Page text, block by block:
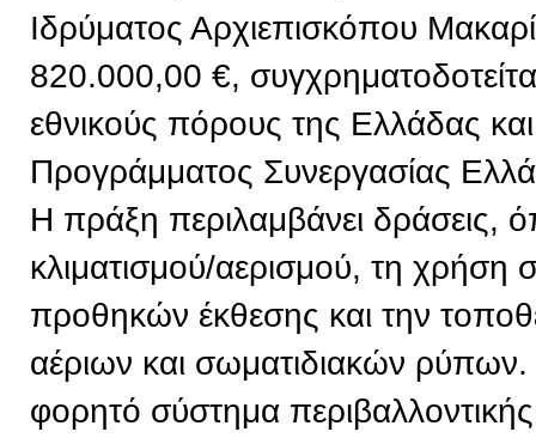
Ιδρύματος Αρχιεπισκόπου
820.000,00 €,
εθνικούς πόρους της Ελλάδας
Προγράμματος Συνεργασίας
Η πράξη περιλαμβάνει δράσεις,
κλιματισμού/αερισμού, τη χρήση
προθηκών έκθεσης και την
αέριων και σωματιδιακών
φορητό σύστημα